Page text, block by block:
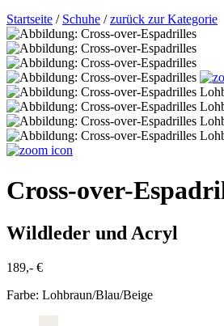
Startseite / Schuhe /zurück zur Kategorie
Cross-over-
Wildleder und Acryl
189,- €
Farbe: Lohbraun/Blau/Beige